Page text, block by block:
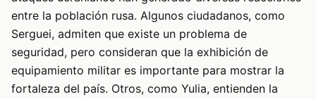
entre la población rusa. Algunos ciudadanos, como
Serguei, admiten que existe un problema de
seguridad, pero consideran que la exhibición de
equipamiento militar es importante para mostrar la
fortaleza del país. Otros, como Yulia, entienden la